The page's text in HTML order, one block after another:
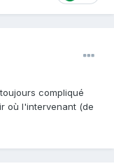
compliqué
où l'intervenant (de